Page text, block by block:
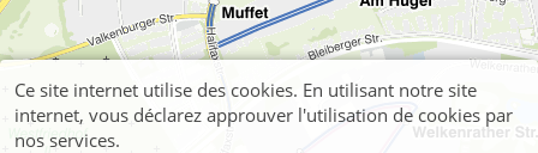
Ce site internet utilise des cookies. En utilisant notre site
internet, vous déclarez approuver l'utilisation de cookies par
nos services.